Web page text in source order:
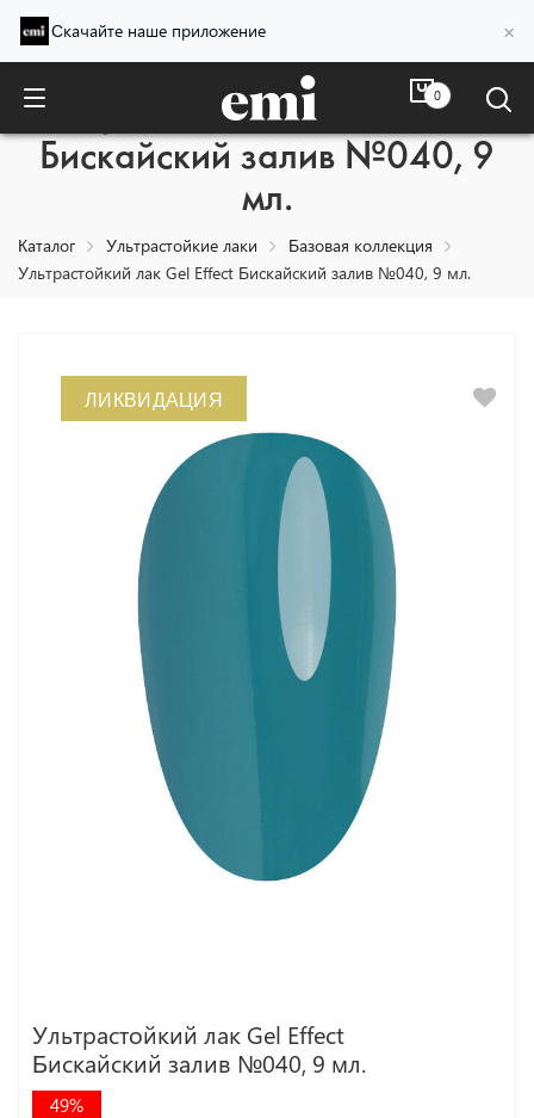
Скачайте наше приложение ×
0
Ультрастойкий лак Gel Effect
Бискайский залив №040, 9
мл.
Каталог Ультрастойкие лаки
Базовая коллекция
Ультрастойкий лак Gel Effect Бискайский залив №040, 9 мл.
ЛИКВИДАЦИЯ
Ультрастойкий лак Gel Effect
Бискайский залив №040, 9 мл.
49%